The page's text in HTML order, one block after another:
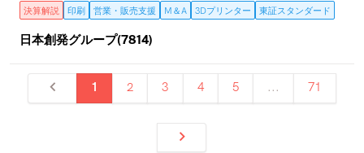
決算解説 印刷 営業・販売支援 M＆A 3Dプリンター 東証スタンダード
日本創発グループ(7814)
1 2 3 4 5 ... 71